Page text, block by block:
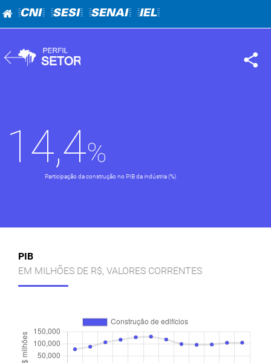
=CNI= =SESI= =SENAI= =IEL=
14,4
Participação da construção no PIB da indústria (%)
PIB
EM MILHÕES DE R$, VALORES CORRENTES